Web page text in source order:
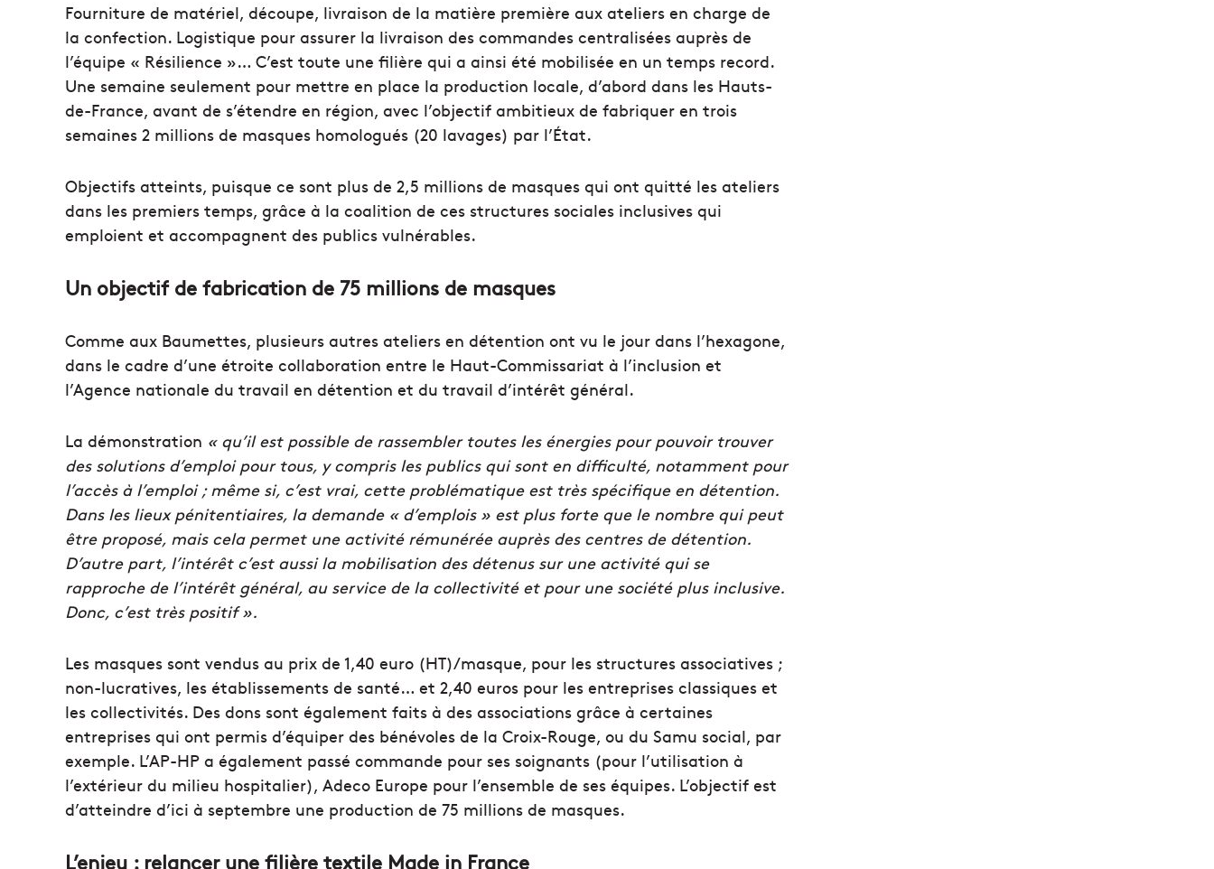
Fourniture de matériel, découpe, livraison de la matière première aux ateliers en charge de
la confection. Logistique pour assurer la livraison des commandes centralisées auprès de
l’équipe « Résilience »… C’est toute une filière qui a ainsi été mobilisée en un temps record.
Une semaine seulement pour mettre en place la production locale, d’abord dans les Hauts-
de-France, avant de s’étendre en région, avec l’objectif ambitieux de fabriquer en trois
semaines 2 millions de masques homologués (20 lavages) par l’État.
Objectifs atteints, puisque ce sont plus de 2,5 millions de masques qui ont quitté les ateliers
dans les premiers temps, grâce à la coalition de ces structures sociales inclusives qui
emploient et accompagnent des publics vulnérables.
Un objectif de fabrication de 75 millions de masques
Comme aux Baumettes, plusieurs autres ateliers en détention ont vu le jour dans l’hexagone,
dans le cadre d’une étroite collaboration entre le Haut-Commissariat à l’inclusion et
l’Agence nationale du travail en détention et du travail d’intérêt général.
La démonstration « qu’il est possible de rassembler toutes les énergies pour pouvoir trouver
des solutions d’emploi pour tous, y compris les publics qui sont en difficulté, notamment pour
l’accès à l’emploi ; même si, c’est vrai, cette problématique est très spécifique en détention.
Dans les lieux pénitentiaires, la demande « d’emplois » est plus forte que le nombre qui peut
être proposé, mais cela permet une activité rémunérée auprès des centres de détention.
D’autre part, l’intérêt c’est aussi la mobilisation des détenus sur une activité qui se
rapproche de l’intérêt général, au service de la collectivité et pour une société plus inclusive.
Donc, c’est très positif ».
Les masques sont vendus au prix de 1,40 euro (HT)/masque, pour les structures associatives ;
non-lucratives, les établissements de santé… et 2,40 euros pour les entreprises classiques et
les collectivités. Des dons sont également faits à des associations grâce à certaines
entreprises qui ont permis d’équiper des bénévoles de la Croix-Rouge, ou du Samu social, par
exemple. L’AP-HP a également passé commande pour ses soignants (pour l’utilisation à
l’extérieur du milieu hospitalier), Adeco Europe pour l’ensemble de ses équipes. L’objectif est
d’atteindre d’ici à septembre une production de 75 millions de masques.
L’enjeu : relancer une filière textile Made in France